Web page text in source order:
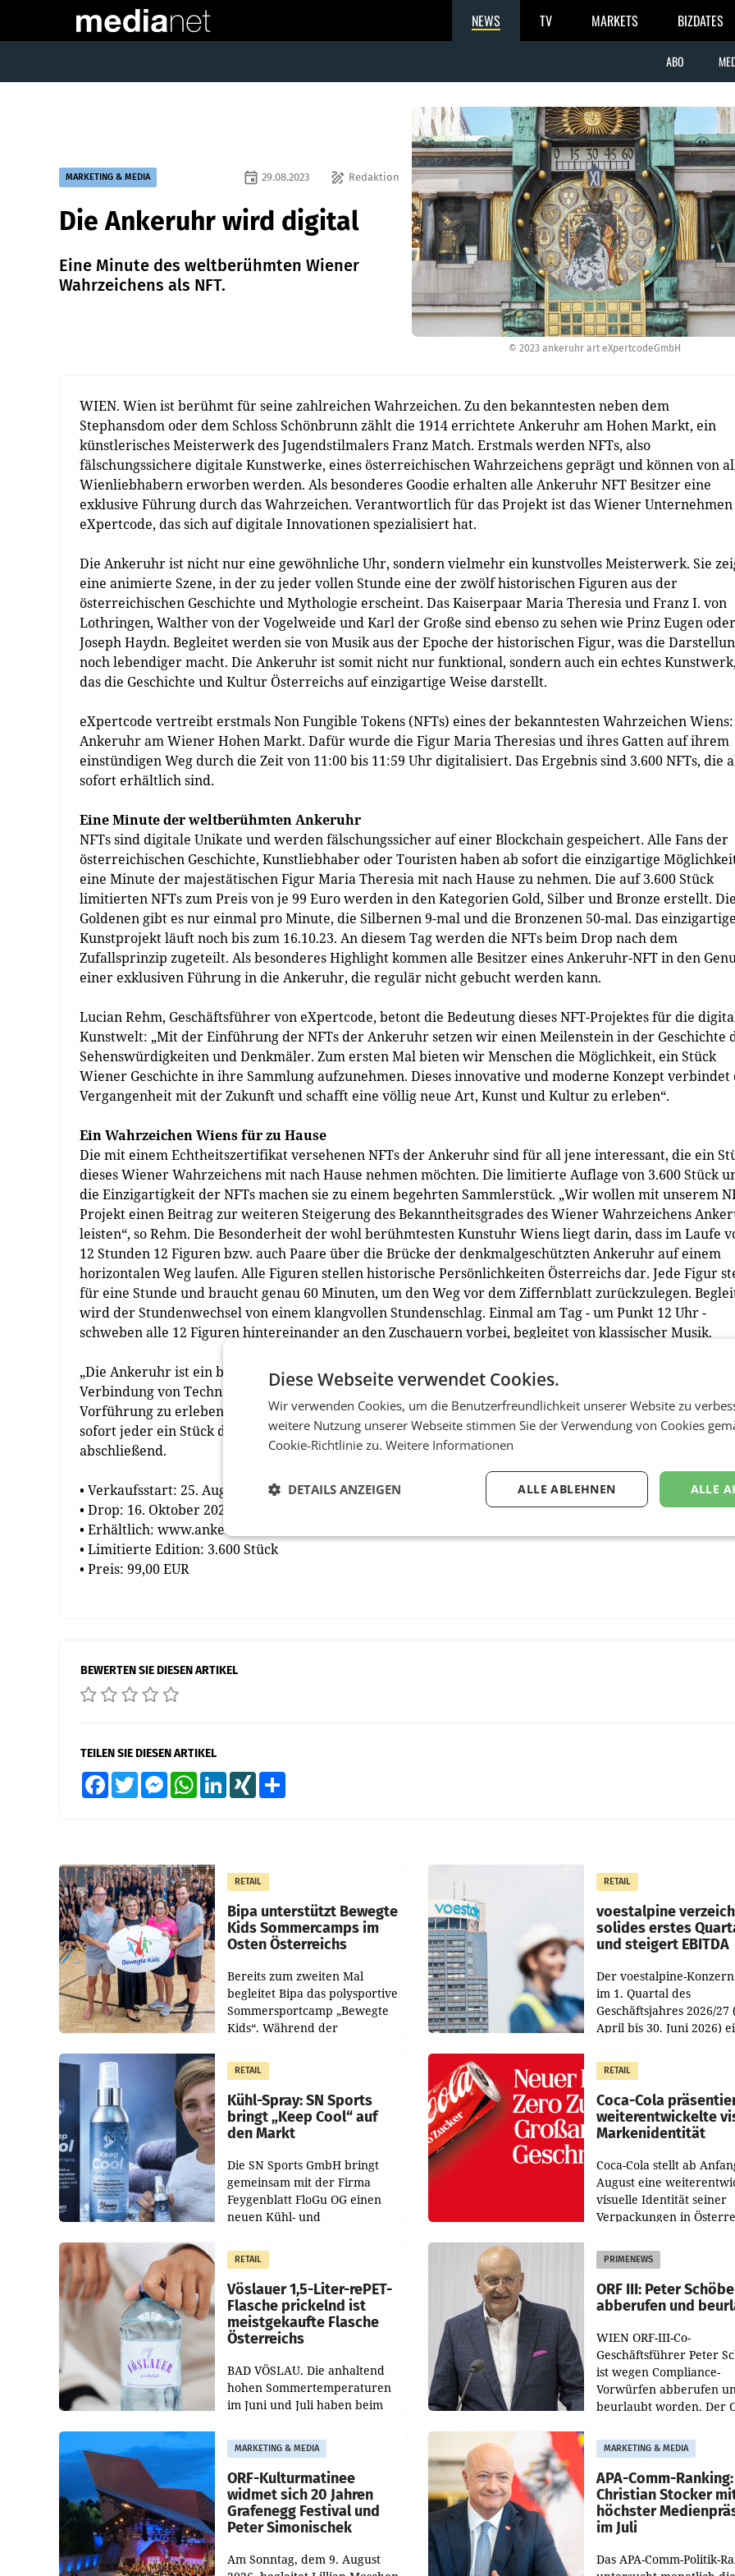
NEWS TV MARKETS BIZDATES
ABO
© 2023 ankeruhr art eXpertcodeGmbH
MARKETING & MEDIA draw Redaktion
event 29.08.2023
Die Ankeruhr wird digital
Eine Minute des weltberühmten Wiener
Wahrzeichens als NFT.
WIEN. Wien ist berühmt für seine zahlreichen Wahrzeichen. Zu den bekanntesten neben dem
Stephansdom oder dem Schloss Schönbrunn zählt die 1914 errichtete Ankeruhr am Hohen Markt, ein
künstlerisches Meisterwerk des Jugendstilmalers Franz Match. Erstmals werden NFTs, also
fälschungssichere digitale Kunstwerke, eines österreichischen Wahrzeichens geprägt und können von
Wienliebhabern erworben werden. Als besonderes Goodie erhalten alle Ankeruhr NFT Besitzer eine
exklusive Führung durch das Wahrzeichen. Verantwortlich für das Projekt ist das Wiener Unternehmen
eXpertcode, das sich auf digitale Innovationen spezialisiert hat.
Die Ankeruhr ist nicht nur eine gewöhnliche Uhr, sondern vielmehr ein kunstvolles Meisterwerk. Sie
eine animierte Szene, in der zu jeder vollen Stunde eine der zwölf historischen Figuren aus der
österreichischen Geschichte und Mythologie erscheint. Das Kaiserpaar Maria Theresia und Franz I. von
Lothringen, Walther von der Vogelweide und Karl der Große sind ebenso zu sehen wie Prinz Eugen oder
Joseph Haydn. Begleitet werden sie von Musik aus der Epoche der historischen Figur, was die
noch lebendiger macht. Die Ankeruhr ist somit nicht nur funktional, sondern auch ein echtes Kunstwerk,
das die Geschichte und Kultur Österreichs auf einzigartige Weise darstellt.
eXpertcode vertreibt erstmals Non Fungible Tokens (NFTs) eines der bekanntesten Wahrzeichen
Ankeruhr am Wiener Hohen Markt. Dafür wurde die Figur Maria Theresias und ihres Gatten auf ihrem
einstündigen Weg durch die Zeit von 11:00 bis 11:59 Uhr digitalisiert. Das Ergebnis sind 3.600 NFTs, die
sofort erhältlich sind.
Eine Minute der weltberühmten Ankeruhr
NFTs sind digitale Unikate und werden fälschungssicher auf einer Blockchain gespeichert. Alle Fans der
österreichischen Geschichte, Kunstliebhaber oder Touristen haben ab sofort die einzigartige
eine Minute der majestätischen Figur Maria Theresia mit nach Hause zu nehmen. Die auf 3.600 Stück
limitierten NFTs zum Preis von je 99 Euro werden in den Kategorien Gold, Silber und Bronze erstellt. Die
Goldenen gibt es nur einmal pro Minute, die Silbernen 9-mal und die Bronzenen 50-mal. Das einzigartige
Kunstprojekt läuft noch bis zum 16.10.23. An diesem Tag werden die NFTs beim Drop nach dem
Zufallsprinzip zugeteilt. Als besonderes Highlight kommen alle Besitzer eines Ankeruhr-NFT in den
einer exklusiven Führung in die Ankeruhr, die regulär nicht gebucht werden kann.
Lucian Rehm, Geschäftsführer von eXpertcode, betont die Bedeutung dieses NFT-Projektes für die
Kunstwelt: „Mit der Einführung der NFTs der Ankeruhr setzen wir einen Meilenstein in der Geschichte
Sehenswürdigkeiten und Denkmäler. Zum ersten Mal bieten wir Menschen die Möglichkeit, ein Stück
Wiener Geschichte in ihre Sammlung aufzunehmen. Dieses innovative und moderne Konzept verbindet
Vergangenheit mit der Zukunft und schafft eine völlig neue Art, Kunst und Kultur zu erleben“.
Ein Wahrzeichen Wiens für zu Hause
Die mit einem Echtheitszertifikat versehenen NFTs der Ankeruhr sind für all jene interessant, die ein
dieses Wiener Wahrzeichens mit nach Hause nehmen möchten. Die limitierte Auflage von 3.600 Stück
die Einzigartigkeit der NFTs machen sie zu einem begehrten Sammlerstück. „Wir wollen mit unserem
Projekt einen Beitrag zur weiteren Steigerung des Bekanntheitsgrades des Wiener Wahrzeichens
leisten“, so Rehm. Die Besonderheit der wohl berühmtesten Kunstuhr Wiens liegt darin, dass im Laufe
12 Stunden 12 Figuren bzw. auch Paare über die Brücke der denkmalgeschützten Ankeruhr auf einem
horizontalen Weg laufen. Alle Figuren stellen historische Persönlichkeiten Österreichs dar. Jede Figur
für eine Stunde und braucht genau 60 Minuten, um den Weg vor dem Ziffernblatt zurückzulegen.
wird der Stundenwechsel von einem klangvollen Stundenschlag. Einmal am Tag - um Punkt 12 Uhr -
schweben alle 12 Figuren hintereinander an den Zuschauern vorbei, begleitet von klassischer Musik.
„Die Ankeruhr ist ein beliebter Treffpunkt in der Wiener Innenstadt und ein bezauberndes Beispiel für
Verbindung von Technik und Kunst. Besucher können sich täglich um 12 Uhr davor versammeln, um die
Vorführung zu erleben und dabei die Schönheit des Jugendstil-Designs zu bewundern. Neu ist, dass sich
sofort jeder ein Stück der weltberühmten Ankeruhr in sein Wohnzimmer holen kann“, ergänzt Rehm
abschließend.
• Verkaufsstart: 25. August 2023
• Drop: 16. Oktober 2023
• Erhältlich: www.ankeruhr.art
• Limitierte Edition: 3.600 Stück
• Preis: 99,00 EUR
BEWERTEN SIE DIESEN ARTIKEL
TEILEN SIE DIESEN ARTIKEL
FacebookTwitter MessengerWhatsAppLinkedInXING
RETAIL
Bipa unterstützt Bewegte
Kids Sommercamps im
Osten Österreichs
Bereits zum zweiten Mal
begleitet Bipa das polysportive
Sommersportcamp „Bewegte
Kids“. Während der
Juli und August versorgt das
Unternehmen Kinder sowie
RETAIL
voestalpine
solides erstes
und steigert EBITDA
Der voestalpine-
im 1. Quartal des
Geschäftsjahres 2026/27
April bis 30. Juni 2026)
Der Umsatz stieg im
zur Vorjahresperiode
RETAIL
Kühl-Spray: SN Sports
bringt „Keep Cool“ auf
den Markt
Die SN Sports GmbH bringt
gemeinsam mit der Firma
Feygenblatt FloGu OG einen
neuen Kühl- und
Markt. Das Produkt namens
„Keep Cool“ ist zu 100 Prozent
RETAIL
Coca-Cola
weiterentwickelte
Markenidentität
Coca-Cola stellt ab
August eine
visuelle Identität seiner
Verpackungen in
Redesigns stehen zentrale
Gestaltungselemente
RETAIL
Vöslauer 1,5-Liter-rePET-
Flasche prickelnd ist
meistgekaufte Flasche
Österreichs
BAD VÖSLAU. Die anhaltend
hohen Sommertemperaturen
im Juni und Juli haben beim
Getränkehersteller Vöslauer zu
deutlichen Absatzzuwächsen
geführt. Während
PRIMENEWS
ORF III: Peter
abberufen und
WIEN ORF-III-Co-
Geschäftsführer Peter
ist wegen Compliance-
Vorwürfen abberufen
beurlaubt worden. Der
entsprechende
Medienberichte.
MARKETING & MEDIA
ORF-Kulturmatinee
widmet sich 20 Jahren
Grafenegg Festival und
Peter Simonischek
Am Sonntag, dem 9. August
MARKETING & MEDIA
APA-Comm-Ranking:
Christian Stocker
höchster
im Juli
Das APA-Comm-Politik-
Diese Webseite verwendet Cookies.
Wir verwenden Cookies, um die Benutzerfreundlichkeit unserer Website zu
weitere Nutzung unserer Webseite stimmen Sie der Verwendung von Cookies
Cookie-Richtlinie zu. Weitere Informationen
ALLE
ALLE ABLEHNEN
DETAILS ANZEIGEN